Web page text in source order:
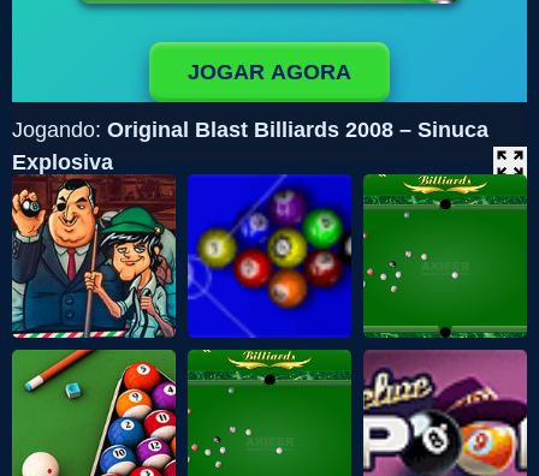
JOGAR AGORA
Jogando: Original Blast Billiards 2008 – Sinuca
Explosiva